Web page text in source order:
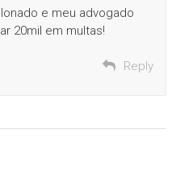
e meu advogado
20mil em multas!
Reply